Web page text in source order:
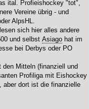
ital. Profieishockey "tot",
Vereine übrig - und
AlpsHL.
sich hier alles andere
und selbst Asiago hat im
bei Derbys oder PO
Mitteln (finanziell und
Profiliga mit Eishockey
aber dort ist die finanzielle